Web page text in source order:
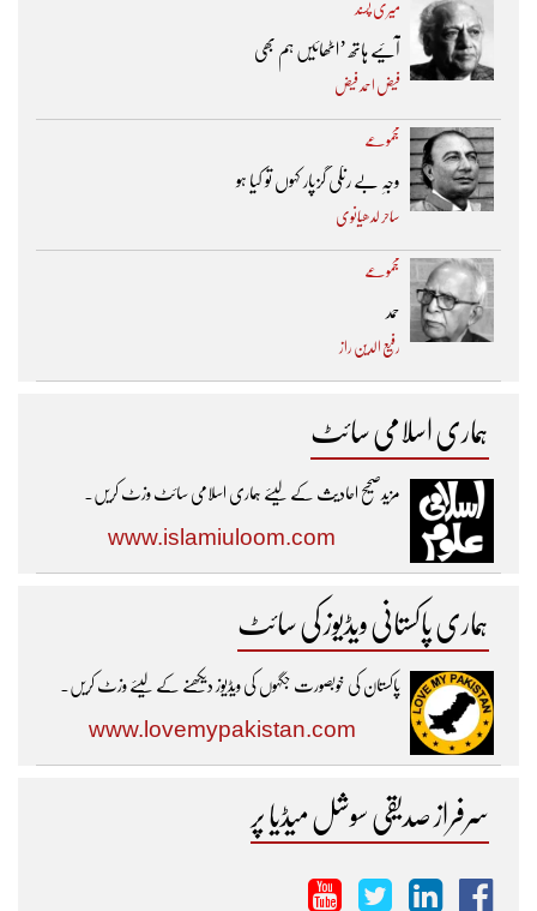
میری پسند
آئیے ہاتھ ’اٹھائیں ہم بھی
فیض احمد فیض
مجموعے
وجہِ بے رنگی گزپار کہوں تو کیا ہو
ساحر لدھیانوی
مجموعے
حمد
رفیع الدین راز
ہماری اسلامی سائٹ
مزیدصحیح احادیث کے لیئے ہماری اسلامی سائٹ وزٹ کریں۔
www.islamiuloom.com
ہماری پاکستانی ویڈیوز کی سائٹ
پاکستان کی خوبصورت جگہوں کی ویڈیوز دیکھنے کے لیئے وزٹ کریں۔
www.lovemypakistan.com
سرفراز صدیقی سوشل میڈیا پر